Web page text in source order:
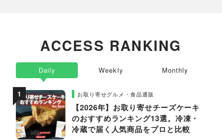
ACCESS RANKING
Daily
お取り寄せグルメ・食品通販
【2026年】お取り寄せチーズケーキ
のおすすめランキング13選。冷凍・
冷蔵で届く人気商品をプロと比較
Weekly Monthly